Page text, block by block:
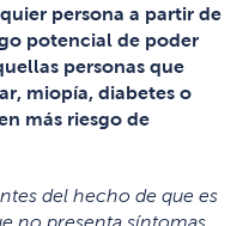
persona a partir de
potencial de poder
personas que
miopía, diabetes o
más riesgo de
del hecho de que es